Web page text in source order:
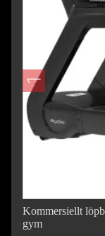
Kommersiellt
gym